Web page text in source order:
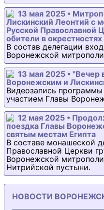
13 мая 2025 •
Лискинский Леонтий с
Русской Православной
обители в
В состав делегации
Воронежской
13 мая 2025 •
Воронежским и
Видеозапись программы
участием Главы
12 мая 2025 •
поездка Главы
святым местам Египта
В составе монашеской
Православной Церкви
Воронежской
Нитрийской пустыни.
НОВОСТИ